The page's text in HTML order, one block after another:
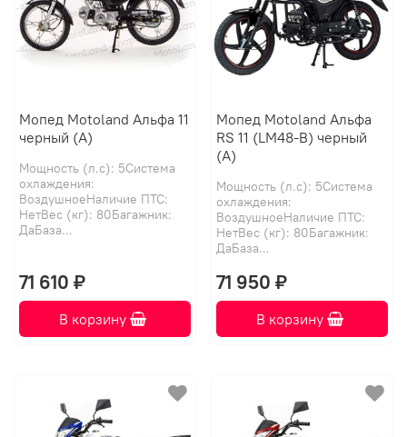
Мопед Motoland Альфа 11
черный (А)
Мощность (л.с): 5Система
охлаждения:
ВоздушноеНаличие ПТС:
НетВес (кг): 80Багажник:
ДаБаза...
71 610 ₽
В корзину
Мопед Motoland Альфа
RS 11 (LM48-B) черный
(А)
Мощность (л.с): 5Система
охлаждения:
ВоздушноеНаличие ПТС:
НетВес (кг): 80Багажник:
ДаБаза...
71 950 ₽
В корзину